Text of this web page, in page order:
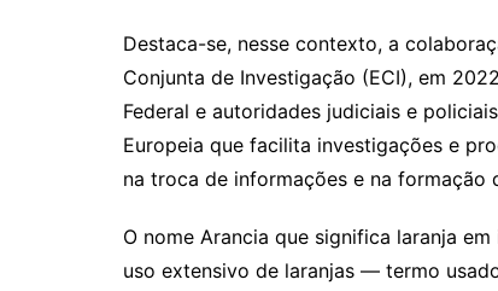
Destaca-se, nesse contexto, a
Conjunta de Investigação (ECI), em
Federal e autoridades judiciais e
Europeia que facilita investigações e
na troca de informações e na formação
O nome Arancia que significa laranja
uso extensivo de laranjas — termo